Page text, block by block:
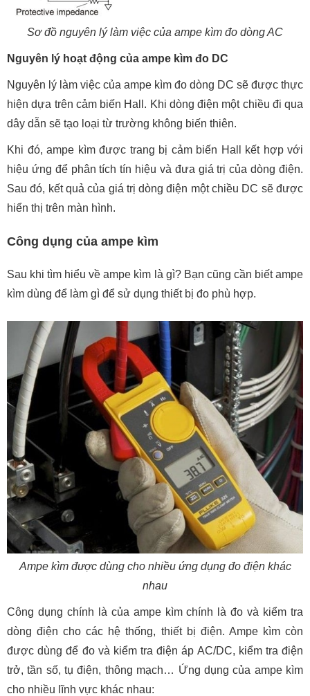
Sơ đồ nguyên lý làm việc của ampe kìm đo dòng AC
Nguyên lý hoạt động của ampe kìm đo DC
Nguyên lý làm việc của ampe kìm đo dòng DC sẽ được thực
hiện dựa trên cảm biến Hall. Khi dòng điện một chiều đi qua
dây dẫn sẽ tạo loại từ trường không biến thiên.
Khi đó, ampe kìm được trang bị cảm biến Hall kết hợp với
hiệu ứng để phân tích tín hiệu và đưa giá trị của dòng điện.
Sau đó, kết quả của giá trị dòng điện một chiều DC sẽ được
hiển thị trên màn hình.
Công dụng của ampe kìm
Sau khi tìm hiểu về ampe kìm là gì? Bạn cũng cần biết ampe
kìm dùng để làm gì để sử dụng thiết bị đo phù hợp.
Ampe kìm được dùng cho nhiều ứng dụng đo điện khác
nhau
Công dụng chính là của ampe kìm chính là đo và kiểm tra
dòng điện cho các hệ thống, thiết bị điện. Ampe kìm còn
được dùng để đo và kiểm tra điện áp AC/DC, kiểm tra điện
trở, tần số, tụ điện, thông mạch… Ứng dụng của ampe kìm
cho nhiều lĩnh vực khác nhau: